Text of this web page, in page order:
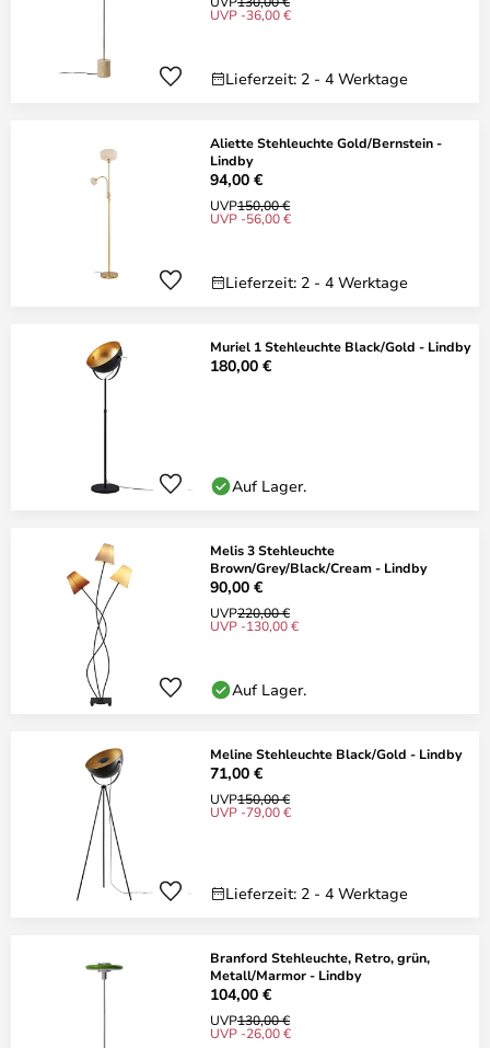
UVP -36,00 €
Lieferzeit: 2 - 4 Werktage
Aliette Stehleuchte Gold/Bernstein -
Lindby
94,00 €
UVP150,00 €
UVP -56,00 €
Lieferzeit: 2 - 4 Werktage
Muriel 1 Stehleuchte Black/Gold - Lindby
180,00 €
Auf Lager.
Melis 3 Stehleuchte
Brown/Grey/Black/Cream - Lindby
90,00 €
UVP220,00 €
UVP -130,00 €
Auf Lager.
Meline Stehleuchte Black/Gold - Lindby
71,00 €
UVP150,00 €
UVP -79,00 €
Lieferzeit: 2 - 4 Werktage
Branford Stehleuchte, Retro, grün,
Metall/Marmor - Lindby
104,00 €
UVP130,00 €
UVP -26,00 €